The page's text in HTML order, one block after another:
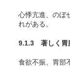
心悸亢進、のぼ
れがある。
9.1.3 著しく胃
食欲不振、胃部